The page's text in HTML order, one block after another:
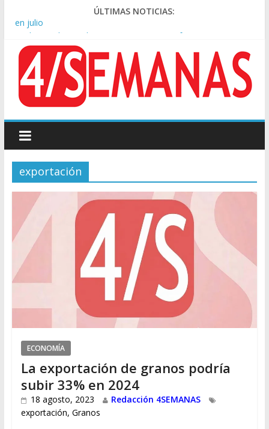
ÚLTIMAS NOTICIAS:
Rechazo a la Ley de Tierras: se espera un fuerte operativo
El rechazo al proyecto de Ley de Tierras predominó en las
redes
Manuel Belgrano: Reparación Historia en el solar natal
Confirmado: el papa León XIV visitará la Argentina entre el 8 y
el 11 de noviembre
En CABA, los alquileres de departamentos aumentaron 1,6%
en julio
exportación
ECONOMÍA
La exportación de granos podría
subir 33% en 2024
18 agosto, 2023
Redacción 4SEMANAS
exportación, Granos